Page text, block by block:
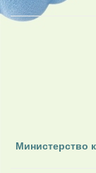
Министерство